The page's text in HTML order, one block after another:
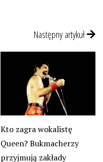
Następny artykuł
Kto zagra wokalistę
Queen? Bukmacherzy
przyjmują zakłady